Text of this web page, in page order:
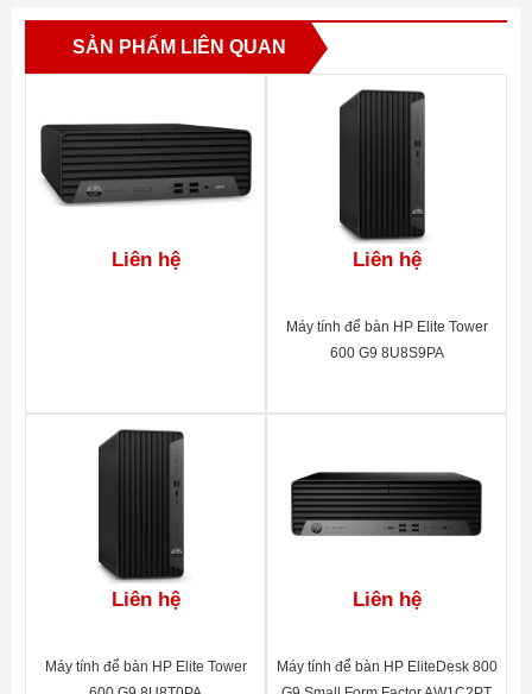
SẢN PHẨM LIÊN QUAN
Liên hệ Liên hệ
Máy tính để bàn HP Elite Tower
600 G9 8U8S9PA
Liên hệ
Máy tính để bàn HP Elite Tower
Liên hệ
Máy tính để bàn HP EliteDesk 800